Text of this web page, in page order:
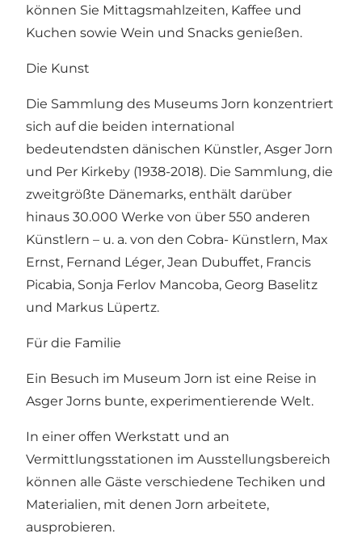
können Sie Mittagsmahlzeiten, Kaffee und
Kuchen sowie Wein und Snacks genießen.
Die Kunst
Die Sammlung des Museums Jorn konzentriert
sich auf die beiden international
bedeutendsten dänischen Künstler, Asger Jorn
und Per Kirkeby (1938-2018). Die Sammlung, die
zweitgrößte Dänemarks, enthält darüber
hinaus 30.000 Werke von über 550 anderen
Künstlern – u. a. von den Cobra- Künstlern, Max
Ernst, Fernand Léger, Jean Dubuffet, Francis
Picabia, Sonja Ferlov Mancoba, Georg Baselitz
und Markus Lüpertz.
Für die Familie
Ein Besuch im Museum Jorn ist eine Reise in
Asger Jorns bunte, experimentierende Welt.
In einer offen Werkstatt und an
Vermittlungsstationen im Ausstellungsbereich
können alle Gäste verschiedene Techiken und
Materialien, mit denen Jorn arbeitete,
ausprobieren.